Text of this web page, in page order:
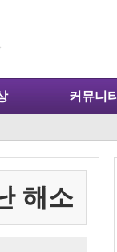
커뮤니티
해소